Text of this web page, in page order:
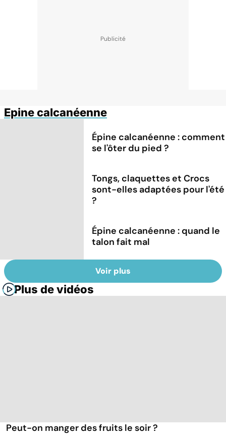
Epine calcanéenne
Épine calcanéenne : comment
se l'ôter du pied ?
Tongs, claquettes et Crocs
sont-elles adaptées pour l'été
?
Épine calcanéenne : quand le
talon fait mal
Voir plus
Plus de vidéos
Peut-on manger des fruits le soir ?